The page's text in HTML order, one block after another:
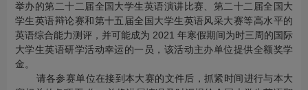
举办的第二十二届全国大学生英语演讲比赛、第二十二届全国大
学生英语辩论赛和第十五届全国大学生英语风采大赛等高水平的
英语综合能力测评，并可能成为 2021 年寒假期间为时三周的国际
大学生英语研学活动幸运的一员，该活动主办单位提供全额奖学
金。
请各参赛单位在接到本大赛的文件后，抓紧时间进行与本大